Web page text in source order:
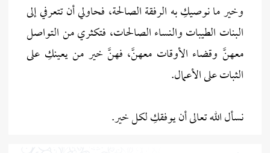
وخير ما نوصيكِ به الرفقة الصالحة، فحاولي أن تتعرفي إلى
البنات الطيبات والنساء الصالحات، فتكثري من التواصل
معهنَّ وقضاء الأوقات معهنَّ، فهنَّ خير من يعينكِ على
الثبات على الأعمال.
نسأل الله تعالى أن يوفقكِ لكل خير.